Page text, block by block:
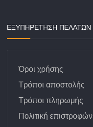
ΕΞΥΠΗΡΕΤΗΣΗ ΠΕΛΑΤΩΝ
Όροι χρήσης
Τρόποι αποστολής
Τρόποι πληρωμής
Πολιτική επιστροφών